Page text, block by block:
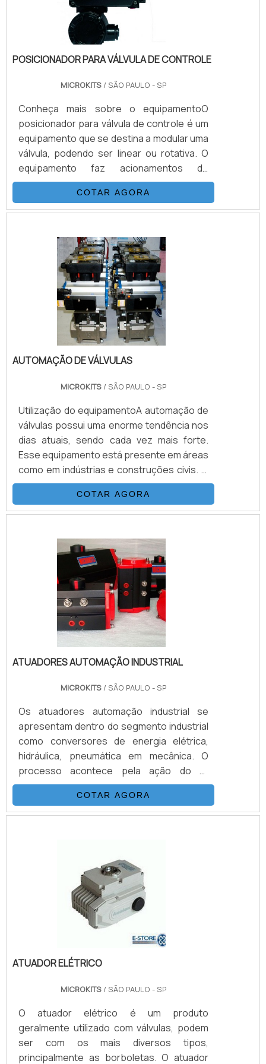
POSICIONADOR PARA VÁLVULA DE CONTROLE
MICROKITS/ SÃO PAULO - SP
Conheça mais sobre o equipamentoO
posicionador para válvula de controle é um
equipamento que se destina a modular uma
válvula, podendo ser linear ou rotativa. O
equipamento faz acionamentos de
abertura e fechamento proporcionais,
conforme a necessidade da aplicação.Este
comando é realizado através da entrada de
(miliampère) no posicionador de válvula de
controle com range definido entre 4 e 20
mA, onde o menor valor posiciona a válvula
na posição fechada e o ma.
COTAR AGORA
AUTOMAÇÃO DE VÁLVULAS
MICROKITS/ SÃO PAULO - SP
Utilização do equipamentoA automação de
válvulas possui uma enorme tendência nos
dias atuais, sendo cada vez mais forte.
Esse equipamento está presente em áreas
como em indústrias e construções civis. O
recurso também é muito visto em locais
como: Sistemas de condicionamento de ar
de grande porte; Sistemas de segurança
no controle hidráulico de residências com
projetos mais inovadores.Outra questão
que vem ampliando a possibilidade de uso
do equipamento.
COTAR AGORA
ATUADORES AUTOMAÇÃO INDUSTRIAL
MICROKITS/ SÃO PAULO - SP
Os atuadores automação industrial se
apresentam dentro do segmento industrial
como conversores de energia elétrica,
hidráulica, pneumática em mecânica. O
processo acontece pela ação do ar
comprimido de qualidade dentro do atuador,
e redirecionado de acordo com o tipo de
equipamento que melhor se encaixa dentro
AUTOMAÇÃO INDUSTRIAL DISPONÍVEIS NO
MERCADOExistem vários modelos de
atuadores disponíveis no mercado feitos
COTAR AGORA
ATUADOR ELÉTRICO
MICROKITS/ SÃO PAULO - SP
O atuador elétrico é um produto
geralmente utilizado com válvulas, podem
ser com os mais diversos tipos,
principalmente as borboletas. O atuador